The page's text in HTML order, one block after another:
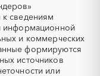
скважин)
работы
к сведениям
информационной
и коммерческих
формируются
источников
или